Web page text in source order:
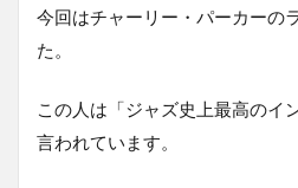
今回はチャーリー・パーカーの
た。
この人は「ジャズ史上最高のイ
言われています。